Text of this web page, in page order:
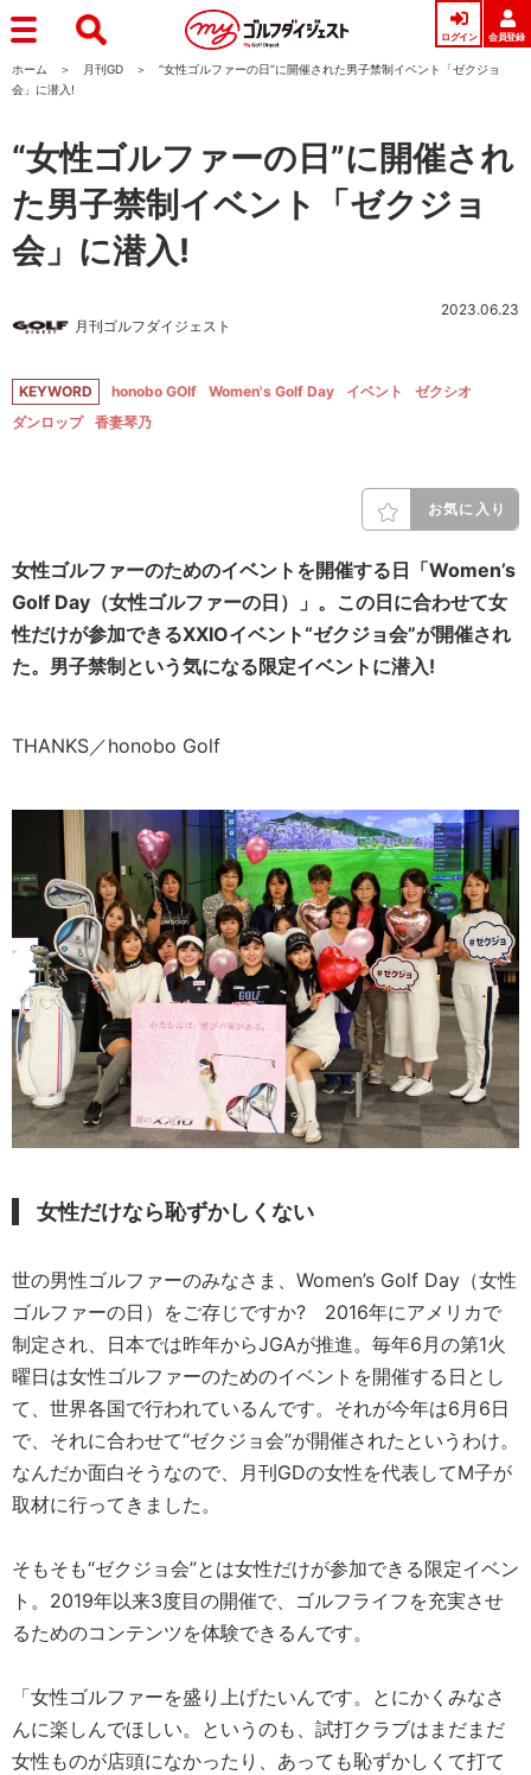
ログイン 会員登録
ホーム 月刊GD
“女性ゴルファーの日”に開催された男子禁制イベント「ゼクジョ
会」に潜入!
“女性ゴルファーの日”に開催され
た男子禁制イベント「ゼクジョ
会」に潜入!
月刊ゴルフダイジェスト
2023.06.23
KEYWORD honobo GOlf Women's Golf Day イベント
ゼクシオ
ダンロップ
香妻琴乃
お気に入り
女性ゴルファーのためのイベントを開催する日「Women’s
Golf Day（女性ゴルファーの日）」。この日に合わせて女
性だけが参加できるXXIOイベント“ゼクジョ会”が開催され
た。男子禁制という気になる限定イベント に潜入!
THANKS／honobo Golf
女性だけなら恥ずかしくない
世の男性ゴルファーのみなさま、Women’s Golf Day（女性
ゴルファーの日）をご存じですか? 2016年にアメリカで
制定され、日本では昨年からJGAが推進。毎年6月の第1火
曜日は女性ゴルファーのためのイベントを開催する日とし
て、世界各国で行われているんです。それが今年は6月6日
で、それに合わせて“ゼクジョ会”が開催されたというわけ。
なんだか面白そうなので、月刊GDの女性を代表してM子が
取材に行ってきました。
そもそも“ゼクジョ会”とは女性だけが参加できる限定イベン
ト。2019年以来3度目の開催で、ゴルフライフを充実させ
るためのコンテンツを体験できるんです。
「女性ゴルファーを盛り上げたいんです。とにかくみなさ
んに楽しんでほしい。というのも、試打クラブはまだまだ
女性ものが店頭になかったり、あっても恥ずかしくて打て